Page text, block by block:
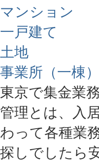
マンション
一戸建て
土地
事業所（一棟）
東京で集金業
管理とは、入
わって各種業
探しでしたら